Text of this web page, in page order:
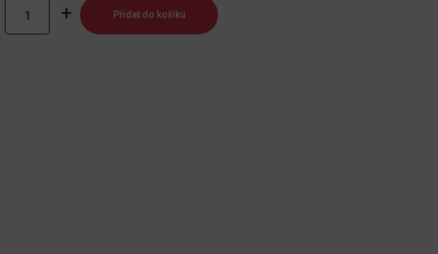
zvířata
-
Přidat do košíku